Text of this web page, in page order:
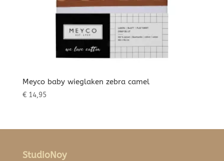
Meyco baby wieglaken zebra camel
€14,95
StudioNoy